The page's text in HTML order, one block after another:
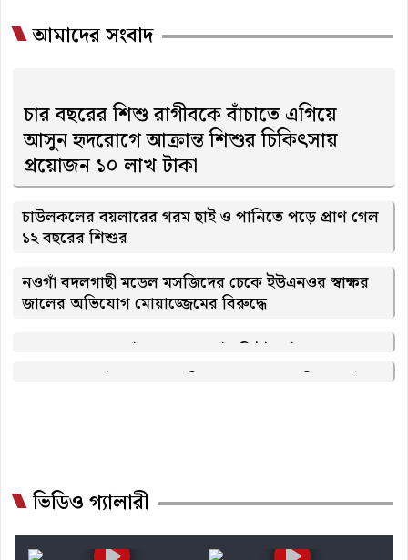
আমাদের সংবাদ
চার বছরের শিশু রাগীবকে বাঁচাতে এগিয়ে
আসুন হৃদরোগে আক্রান্ত শিশুর চিকিৎসায়
প্রয়োজন ১০ লাখ টাকা
চাউলকলের বয়লারের গরম ছাই ও পানিতে পড়ে প্রাণ গেল
১২ বছরের শিশুর
নওগাঁ বদলগাছী মডেল মসজিদের চেকে ইউএনওর স্বাক্ষর
জালের অভিযোগ মোয়াজ্জেমের বিরুদ্ধে
নওগাঁয় কোমরে পাঁচটি ইট বেঁধে ক্যানেলে
ফেলে হত্যাচেষ্টা প্রাণে বাঁচলেন মর্তুজা
ইসলামপুরে তিস্তা এক্সপ্রেসের নিচে কাটা
ভিডিও গ্যালারী